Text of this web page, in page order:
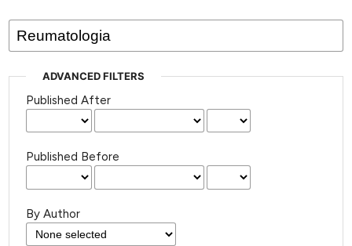
ADVANCED FILTERS
Published After
Published Before
By Author